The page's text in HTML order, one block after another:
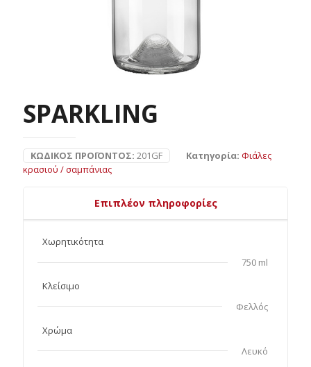
SPARKLING
ΚΩΔΙΚΌΣ ΠΡΟΪΌΝΤΟΣ: 201GF Κατηγορία: Φιάλες
κρασιού / σαμπάνιας
Επιπλέον πληροφορίες
Χωρητικότητα
750 ml
Κλείσιμο
Φελλός
Χρώμα
Λευκό